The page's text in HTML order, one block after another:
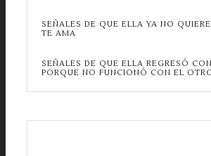
SEÑALES DE QUE ELLA YA NO
TE AMA
SEÑALES DE QUE ELLA REGRESÓ
PORQUE NO FUNCIONÓ CON EL